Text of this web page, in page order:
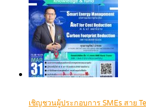
เชิญชวนผู้ประกอบการ SMEs สาย